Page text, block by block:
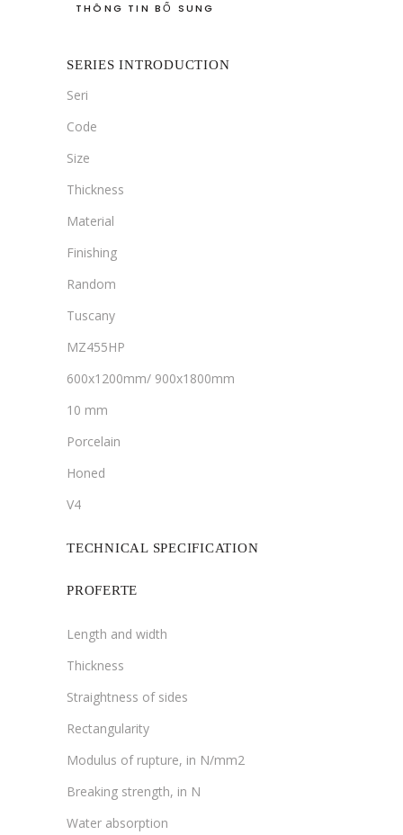
THÔNG TIN BỔ SUNG
SERIES INTRODUCTION
Seri
Code
Size
Thickness
Material
Finishing
Random
Tuscany
MZ455HP
600x1200mm/ 900x1800mm
10 mm
Porcelain
Honed
V4
TECHNICAL SPECIFICATION
PROFERTE
Length and width
Thickness
Straightness of sides
Rectangularity
Modulus of rupture, in N/mm2
Breaking strength, in N
Water absorption